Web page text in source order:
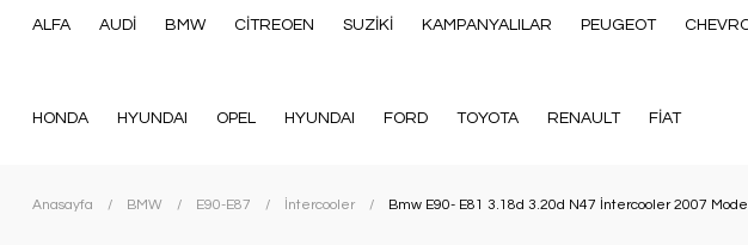
ALFA AUDİ BMW CİTREOEN SUZİKİ KAMPANYALILAR PEUGEOT
HONDA HYUNDAI OPEL HYUNDAI FORD TOYOTA RENAULT FİAT
Anasayfa BMW E90-E87 İntercooler Bmw E90- E81 3.18d 3.20d N47 İntercooler 2007